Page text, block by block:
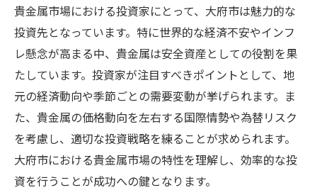
貴金属市場における投資家にとって、大府市は魅力的な
投資先となっています。特に世界的な経済不安やインフ
レ懸念が高まる中、貴金属は安全資産としての役割を果
たしています。投資家が注目すべきポイントとして、地
元の経済動向や季節ごとの需要変動が挙げられます。ま
た、貴金属の価格動向を左右する国際情勢や為替リスク
を考慮し、適切な投資戦略を練ることが求められます。
大府市における貴金属市場の特性を理解し、効率的な投
資を行うことが成功への鍵となります。